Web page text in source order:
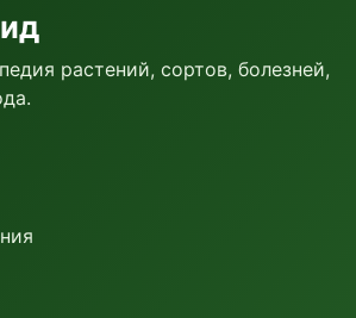
растений, сортов, болезней,